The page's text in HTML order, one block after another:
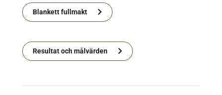
Blankett fullmakt
Resultat och målvärden